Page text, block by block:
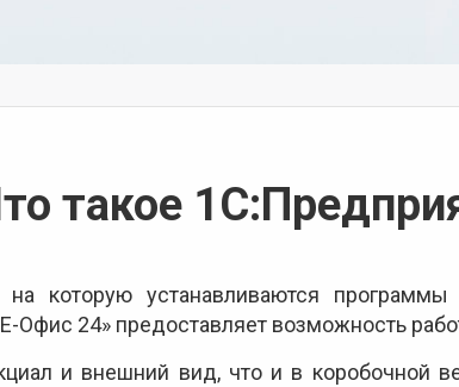
такое
на которую устанавливаются
Офис 24» предоставляет возможность
и внешний вид, что и в коробочной